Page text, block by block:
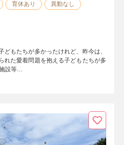
育休あり 異動なし
どもたちが多かったけれど、昨今は、
れた愛着問題を抱える子どもたちが多
設等…